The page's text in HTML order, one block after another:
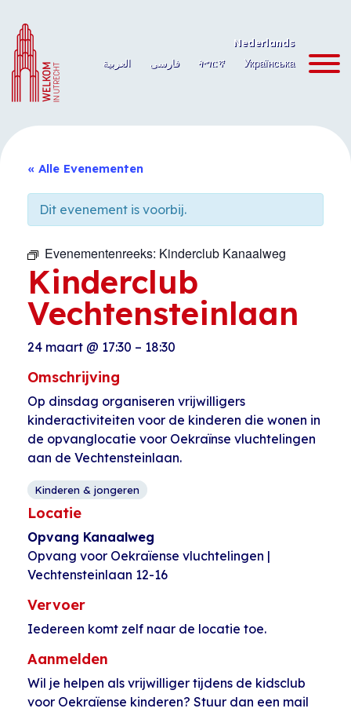
naar
de
inhoud
Nederlands
العربية
فارسی ትግርኛ Українська
« Alle Evenementen
Dit evenement is voorbij.
Evenementenreeks: Kinderclub Kanaalweg
Kinderclub
Vechtensteinlaan
24 maart @ 17:30 – 18:30
Omschrijving
Op dinsdag organiseren vrijwilligers
kinderactiviteiten voor de kinderen die wonen in
de opvanglocatie voor Oekraïnse vluchtelingen
aan de Vechtensteinlaan.
Kinderen & jongeren
Locatie
Opvang Kanaalweg
Opvang voor Oekraïense vluchtelingen |
Vechtensteinlaan 12-16
Vervoer
Iedereen komt zelf naar de locatie toe.
Aanmelden
Wil je helpen als vrijwilliger tijdens de kidsclub
voor Oekraïense kinderen? Stuur dan een mail